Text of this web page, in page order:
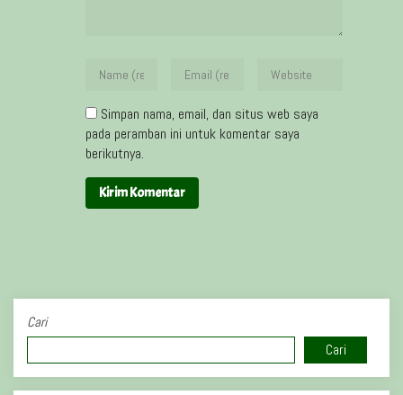
Simpan nama, email, dan situs web saya
pada peramban ini untuk komentar saya
berikutnya.
Cari
Cari